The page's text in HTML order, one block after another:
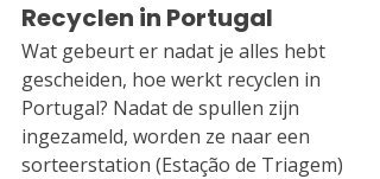
Recyclen in Portugal
Wat gebeurt er nadat je alles hebt
gescheiden, hoe werkt recyclen in
Portugal? Nadat de spullen zijn
ingezameld, worden ze naar een
sorteerstation (Estação de Triagem)